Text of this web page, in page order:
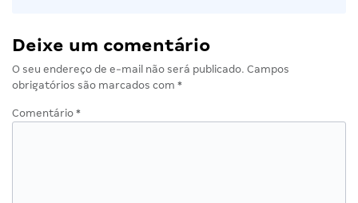
Deixe um comentário
O seu endereço de e-mail não será publicado. Campos
obrigatórios são marcados com *
Comentário *